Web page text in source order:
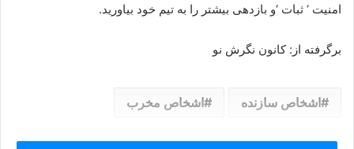
امنیت ‘ ثبات ‘و بازدهی بیشتر را به تیم خود بیاورید.
برگرفته از: کانون نگرش نو
اشخاص سازنده اشخاص مخرب